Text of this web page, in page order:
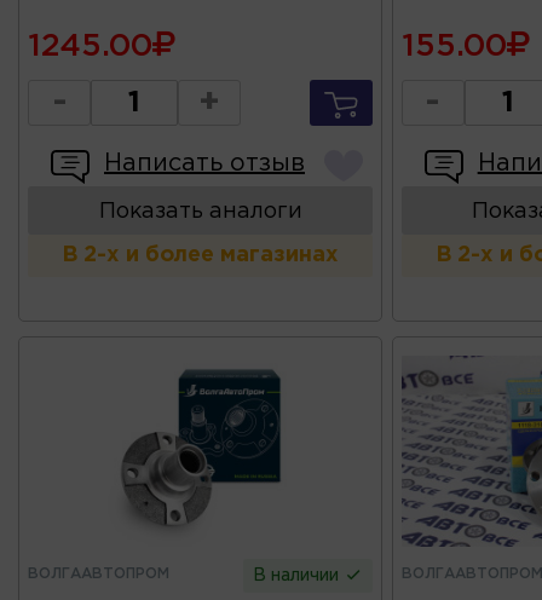
1245.00
- +
Написать отзыв
Показать аналоги
В 2-х и более магазинах
155.00
-
В 2-х и
ВОЛГААВТОПРОМ В наличии ВОЛГААВТОПРОМ